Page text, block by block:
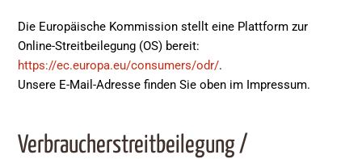
Die Europäische Kommission stellt eine Plattform zur
Online-Streitbeilegung (OS) bereit:
https://ec.europa.eu/consumers/odr/.
Unsere E-Mail-Adresse finden Sie oben im Impressum.
Verbraucherstreitbeilegung /